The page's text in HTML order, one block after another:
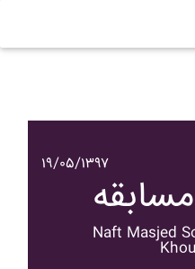
۱۹/۰۵/۱۳۹۷
Naft Masjed